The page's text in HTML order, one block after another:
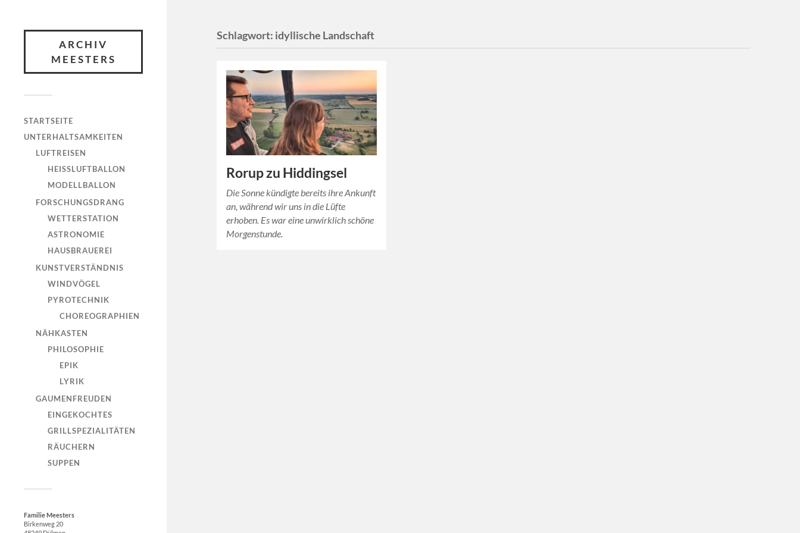
ARCHIV
MEESTERS
STARTSEITE
UNTERHALTSAMKEITEN
LUFTREISEN
HEISSLUFTBALLON
MODELLBALLON
FORSCHUNGSDRANG
WETTERSTATION
ASTRONOMIE
HAUSBRAUEREI
KUNSTVERSTÄNDNIS
WINDVÖGEL
PYROTECHNIK
CHOREOGRAPHIEN
NÄHKASTEN
PHILOSOPHIE
EPIK
LYRIK
GAUMENFREUDEN
EINGEKOCHTES
GRILLSPEZIALITÄTEN
RÄUCHERN
SUPPEN
Familie Meesters
Birkenweg 20
Schlagwort: idyllische Landschaft
Rorup zu Hiddingsel
Die Sonne kündigte bereits ihre Ankunft
an, während wir uns in die Lüfte
erhoben. Es war eine unwirklich schöne
Morgenstunde.